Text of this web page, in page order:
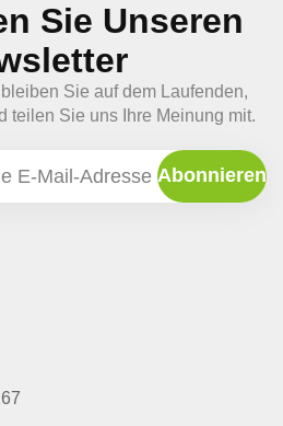
Sie Unseren
Sie auf dem Laufenden,
teilen Sie uns Ihre Meinung mit.